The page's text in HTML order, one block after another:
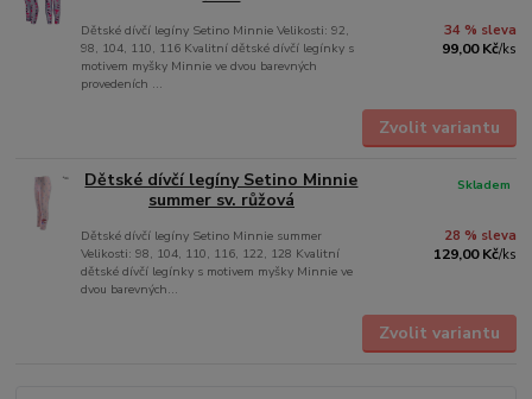
Dětské dívčí legíny Setino Minnie Velikosti: 92,
98, 104, 110, 116 Kvalitní dětské dívčí legínky s
motivem myšky Minnie ve dvou barevných
provedeních ...
34 % sleva
99,00 Kč/ks
Zvolit variantu
Dětské dívčí legíny Setino Minnie
summer sv. růžová
Dětské dívčí legíny Setino Minnie summer
Velikosti: 98, 104, 110, 116, 122, 128 Kvalitní
dětské dívčí legínky s motivem myšky Minnie ve
dvou barevných...
28 % sleva
129,00 Kč/ks
Skladem
Zvolit variantu